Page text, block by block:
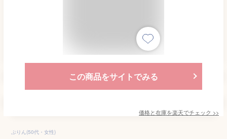
この商品をサイトでみる
価格と在庫を楽天でチェック >>
ぷりん(50代・女性)